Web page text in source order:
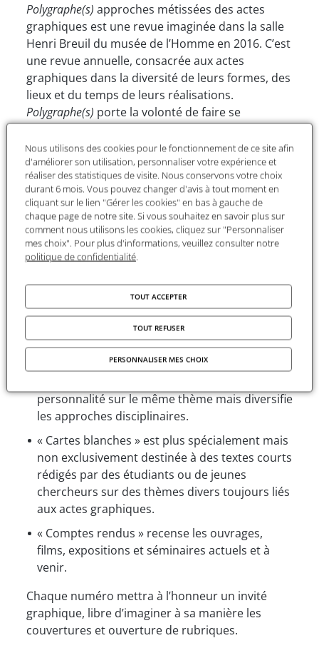
Polygraphe(s) approches métissées des actes
graphiques est une revue imaginée dans la salle
Henri Breuil du musée de l’Homme en 2016. C’est
une revue annuelle, consacrée aux actes
graphiques dans la diversité de leurs formes, des
lieux et du temps de leurs réalisations.
Polygraphe(s) porte la volonté de faire se
rencontrer et réfléchir ensemble des disciplines
comme la préhistoire, l’archéologie,
l’anthropologie, les sciences de l’éducation, le
design ; etc. sur des thématiques précises autour
de la communication figurée.
Polygraphe(s)s’articule autour de quatre
rubriques :
thème spécifique, nées du regard croisé d’au
moins deux disciplines différentes. Le support
thématique peut être une observation, un
terrain, la lecture d’un ouvrage, le contenu et la
forme d’une exposition ou d’un film, objet, etc.
personnalité sur le même thème mais diversifie
les approches disciplinaires.
« Cartes blanches » est plus spécialement mais
non exclusivement destinée à des textes courts
rédigés par des étudiants ou de jeunes
chercheurs sur des thèmes divers toujours liés
aux actes graphiques.
« Comptes rendus » recense les ouvrages,
films, expositions et séminaires actuels et à
venir.
Chaque numéro mettra à l’honneur un invité
graphique, libre d’imaginer à sa manière les
couvertures et ouverture de rubriques.
Nous utilisons des cookies pour le fonctionnement de ce site afin
d'améliorer son utilisation, personnaliser votre expérience et
réaliser des statistiques de visite. Nous conservons votre choix
durant 6 mois. Vous pouvez changer d'avis à tout moment en
cliquant sur le lien "Gérer les cookies" en bas à gauche de
chaque page de notre site. Si vous souhaitez en savoir plus sur
comment nous utilisons les cookies, cliquez sur "Personnaliser
mes choix". Pour plus d'informations, veuillez consulter notre
politique de confidentialité.
TOUT ACCEPTER
TOUT REFUSER
PERSONNALISER MES CHOIX